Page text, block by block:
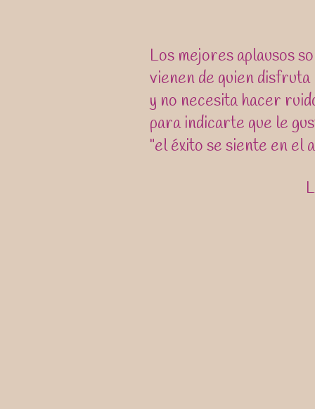
Los mejores aplausos
vienen de quien disfruta
y no necesita hacer
para indicarte que le
"el éxito se siente en el